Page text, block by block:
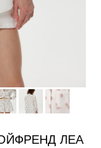
ЛЕА